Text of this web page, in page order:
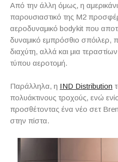
Από την άλλη όμως, η
παρουσιαστικό της M2
αεροδυναμικό bodykit που
δυναμικό εμπρόσθιο σπόιλερ,
διαχύτη, αλλά και μια
τύπου αεροτομή.
Παράλληλα, η IND Distribution
πολυάκτινους τροχούς, ενώ
προσθέτοντας ένα νέο σετ
στην πίστα.